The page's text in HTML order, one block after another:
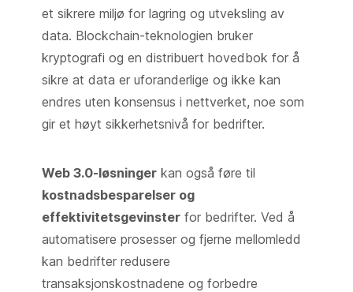
et sikrere miljø for lagring og utveksling av
data. Blockchain-teknologien bruker
kryptografi og en distribuert hovedbok for å
sikre at data er uforanderlige og ikke kan
endres uten konsensus i nettverket, noe som
gir et høyt sikkerhetsnivå for bedrifter.
Web 3.0-løsningerkan også føre til
kostnadsbesparelser og
effektivitetsgevinsterfor bedrifter. Ved å
automatisere prosesser og fjerne mellomledd
kan bedrifter redusere
transaksjonskostnadene og forbedre